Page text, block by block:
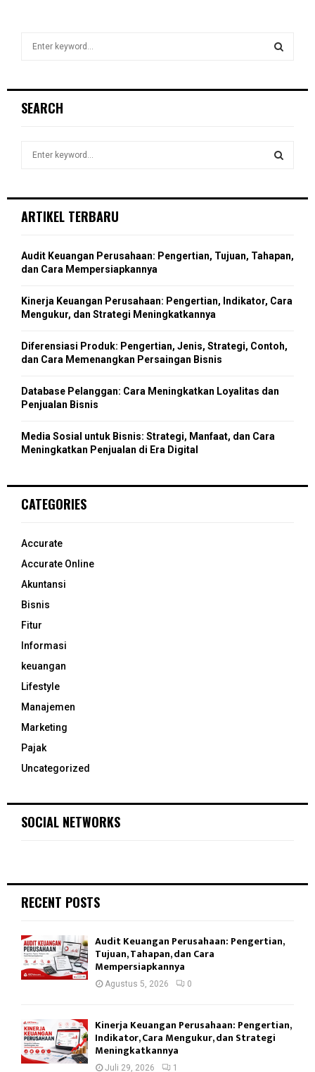
h
R
SEARCH
h
o
r
C
ARTIKEL TERBARU
Audit Keuangan Perusahaan: Pengertian, Tujuan, Tahapan,
dan Cara Mempersiapkannya
Kinerja Keuangan Perusahaan: Pengertian, Indikator, Cara
Mengukur, dan Strategi Meningkatkannya
Diferensiasi Produk: Pengertian, Jenis, Strategi, Contoh,
dan Cara Memenangkan Persaingan Bisnis
Database Pelanggan: Cara Meningkatkan Loyalitas dan
Penjualan Bisnis
Media Sosial untuk Bisnis: Strategi, Manfaat, dan Cara
Meningkatkan Penjualan di Era Digital
CATEGORIES
Accurate
Accurate Online
Akuntansi
Bisnis
Fitur
Informasi
keuangan
Lifestyle
Manajemen
Marketing
Pajak
Uncategorized
SOCIAL NETWORKS
RECENT POSTS
Audit Keuangan Perusahaan: Pengertian,
Tujuan, Tahapan, dan Cara
Mempersiapkannya
Agustus 5, 2026 0
Kinerja Keuangan Perusahaan: Pengertian,
Indikator, Cara Mengukur, dan Strategi
Meningkatkannya
Juli 29, 2026 1